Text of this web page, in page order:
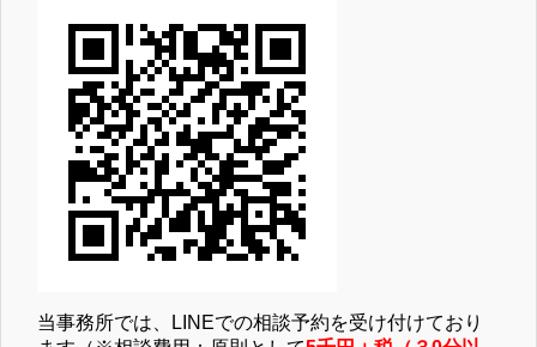
当事務所では、LINEでの相談予約を受け付けており